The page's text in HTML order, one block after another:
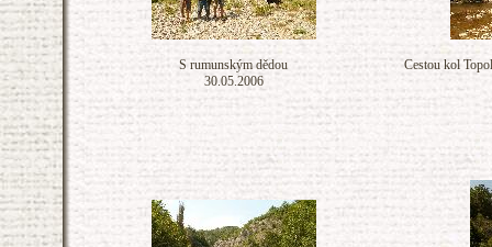
S rumunským dědou
30.05.2006
Cestou kol